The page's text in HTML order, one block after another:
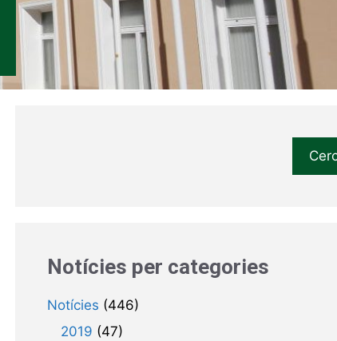
Notícies per categories
Notícies (446)
2019 (47)